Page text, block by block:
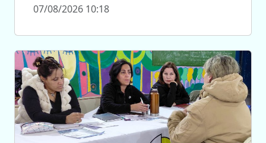
07/08/2026 10:18